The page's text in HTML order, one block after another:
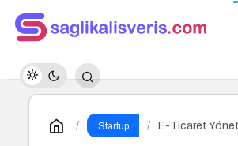
Startup E-Ticaret